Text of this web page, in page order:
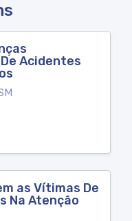
Acidentes
as Vítimas De
Na Atenção